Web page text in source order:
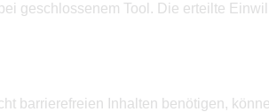
geschlossenem Tool. Die erteilte
barrierefreien Inhalten benötigen,